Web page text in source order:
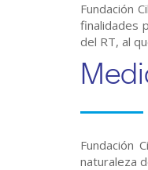
Fundación
finalidades
del RT, al
Fundación
naturaleza